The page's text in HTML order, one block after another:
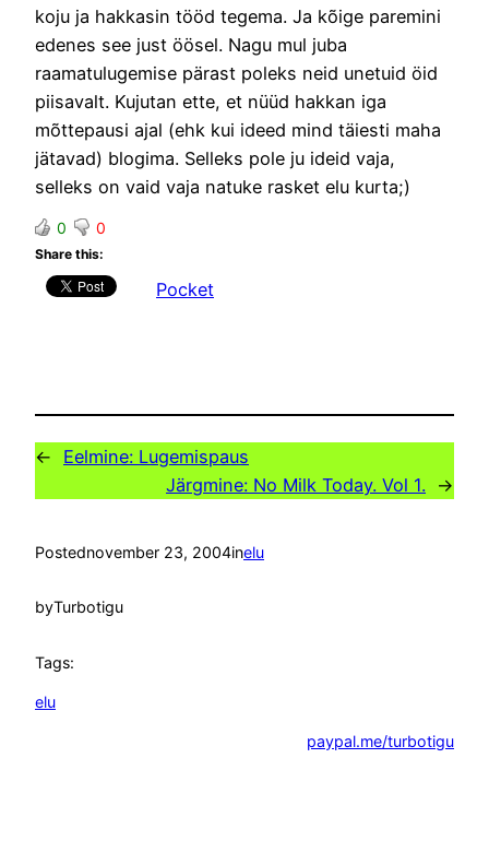
koju ja hakkasin tööd tegema. Ja kõige paremini
edenes see just öösel. Nagu mul juba
raamatulugemise pärast poleks neid unetuid öid
piisavalt. Kujutan ette, et nüüd hakkan iga
mõttepausi ajal (ehk kui ideed mind täiesti maha
jätavad) blogima. Selleks pole ju ideid vaja,
selleks on vaid vaja natuke rasket elu kurta;)
0 0
Share this:
Pocket
← Eelmine: Lugemispaus
Järgmine: No Milk Today. Vol 1. →
Postednovember 23, 2004inelu
byTurbotigu
Tags:
elu
paypal.me/turbotigu